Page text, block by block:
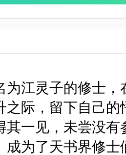
为江灵子的修士
之际，留下自己
其一见，未尝没
》成为了天书界